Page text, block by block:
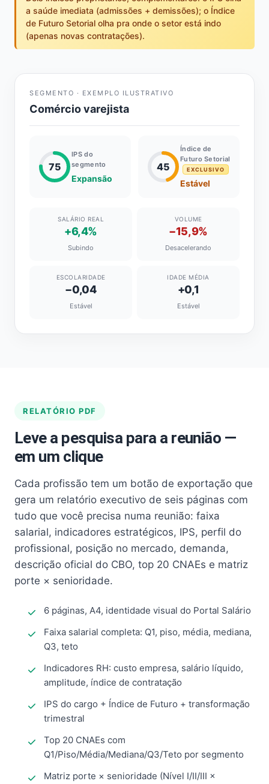
a saúde imediata (admissões + demissões); o Índice
de Futuro Setorial olha pra onde o setor está indo
(apenas novas contratações).
SEGMENTO · EXEMPLO ILUSTRATIVO
Comércio varejista
75
IPS do
segmento
Expansão
45
Índice de
Futuro Setorial
EXCLUSIVO
Estável
SALÁRIO REAL
+6,4%
Subindo
VOLUME
−15,9%
Desacelerando
ESCOLARIDADE
−0,04
Estável
IDADE MÉDIA
+0,1
Estável
RELATÓRIO PDF
Leve a pesquisa para a reunião —
em um clique
Cada profissão tem um botão de exportação que
gera um relatório executivo de seis páginas com
tudo que você precisa numa reunião: faixa
salarial, indicadores estratégicos, IPS, perfil do
profissional, posição no mercado, demanda,
descrição oficial do CBO, top 20 CNAEs e matriz
porte × senioridade.
6 páginas, A4, identidade visual do Portal Salário
Faixa salarial completa: Q1, piso, média, mediana,
Q3, teto
Indicadores RH: custo empresa, salário líquido,
amplitude, índice de contratação
IPS do cargo + Índice de Futuro + transformação
trimestral
Top 20 CNAEs com
Q1/Piso/Média/Mediana/Q3/Teto por segmento
Matriz porte × senioridade (Nível I/II/III ×